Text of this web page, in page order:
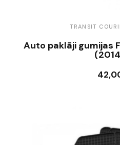
TRANSIT
Auto paklāji gumijas
Ielikt